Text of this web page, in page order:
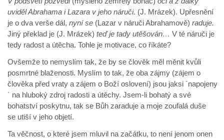
uviděl Abrahama i Lazara v jeho náruči. (J. Mrázek). Upřesnění
je o dva verše dál, nyní se (Lazar v náruči Abrahamově) raduje.
Jiný překlad je (J. Mrázek) teď je tady utěšován… V té náruči je
tedy radost a útěcha. Tohle je motivace, co říkáte?
Ovšemže to nemyslím tak, že by se člověk měl měnit kvůli
posmrtné blaženosti. Myslím to tak, že oba zájmy (zájem o
člověka před vraty a zájem o Boží oslovení) jsou jaksi ´napojeny
´ na hluboký zdroj radosti a útěchy. Jsem-li bohatý a své
bohatství poskytnu, tak se Bůh zaraduje a moje zoufalá duše
se utiší v jeho objetí.
Ta věčnost, o které jsem mluvil na začátku, to není jenom onen